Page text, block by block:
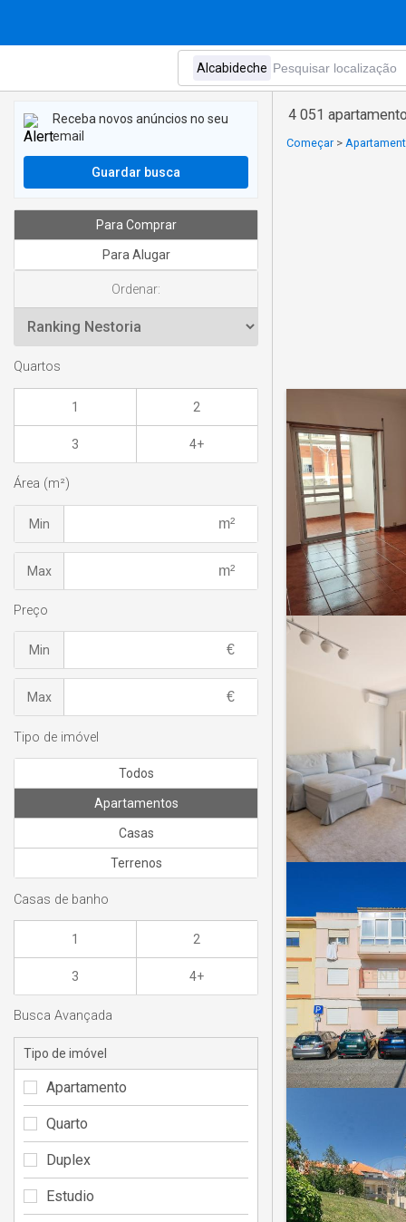
4 051
Começar >
Receba novos anúncios no seu
email
Guardar busca
Para Comprar
Para Alugar
Ordenar:
Quartos
1 2
3 4+
Área (m²)
Min
Max
Preço
Min
Max
Tipo de imóvel
Todos
Apartamentos
Casas
Terrenos
Casas de banho
1 2
3 4+
Busca Avançada
Tipo de imóvel
Apartamento
Quarto
Duplex
Estudio